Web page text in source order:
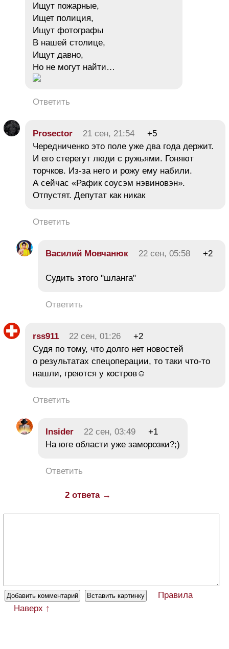
Ищут пожарные,
Ищет полиция,
Ищут фотографы
В нашей столице,
Ищут давно,
Но не могут найти…
Ответить
Prosector 21 сен, 21:54
+5
Чередниченко это поле уже два года держит.
И его стерегут люди с ружьями. Гоняют
торчков. Из-за него и рожу ему набили.
А сейчас «Рафик соусэм нэвиновэн».
Отпустят. Депутат как никак
Ответить
Василий Мовчанюк 22 сен, 05:58 +2
Судить этого "шланга"
Ответить
rss911 22 сен, 01:26
+2
Судя по тому, что долго нет новостей
о результатах спецоперации, то таки что-то
нашли, греются у костров☺
Ответить
Insider 22 сен, 03:49
+1
На юге области уже заморозки?;)
Ответить
2 ответа →
Правила
Наверх ↑